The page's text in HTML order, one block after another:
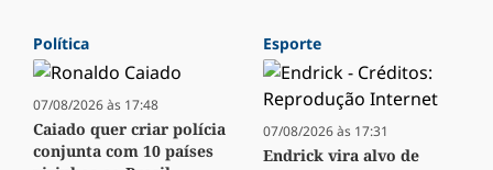
Política
07/08/2026 às 17:48
Caiado quer criar polícia
conjunta com 10 países
Esporte
07/08/2026 às 17:31
Endrick vira alvo de